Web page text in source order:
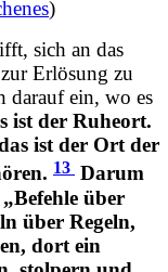
)
sich an das
Erlösung zu
darauf ein, wo es
ist der Ruheort.
ist der Ort der
13 Darum
über
über Regeln,
dort ein